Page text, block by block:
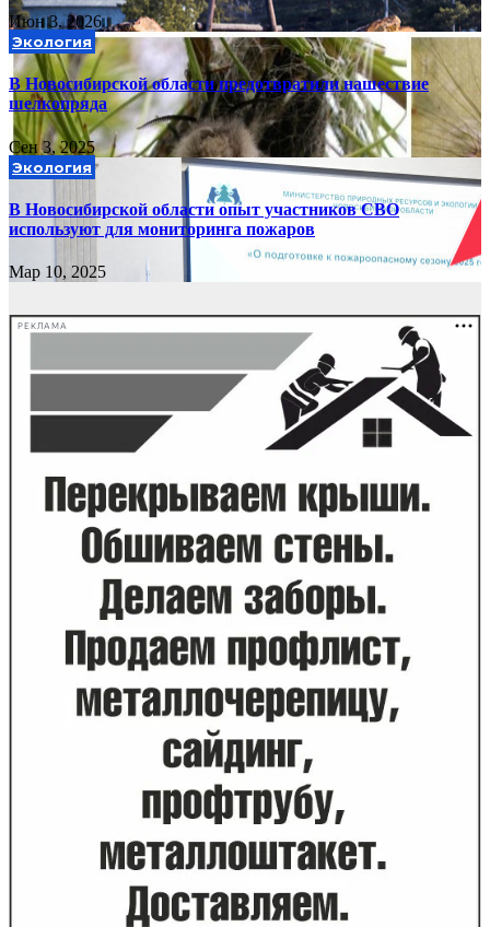
Июн 3, 2026
Экология
В Новосибирской области предотвратили нашествие
шелкопряда
Сен 3, 2025
Экология
В Новосибирской области опыт участников СВО
используют для мониторинга пожаров
Мар 10, 2025
РЕКЛАМА